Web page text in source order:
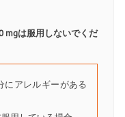
mgは服用しないでくだ
にアレルギーがある